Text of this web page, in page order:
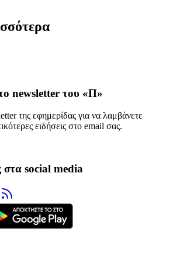
newsletter του «Π»
της εφημερίδας για να λαμβάνετε
ειδήσεις στο email σας.
social media